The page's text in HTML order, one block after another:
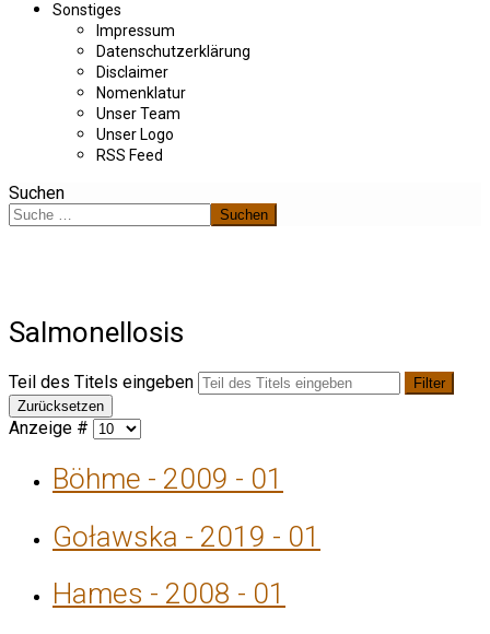
Sonstiges
Impressum
Datenschutzerklärung
Disclaimer
Nomenklatur
Unser Team
Unser Logo
RSS Feed
Suchen
Suchen
Salmonellosis
Teil des Titels eingeben
Filter
Zurücksetzen
Anzeige #
Böhme - 2009 - 01
Goławska - 2019 - 01
Hames - 2008 - 01